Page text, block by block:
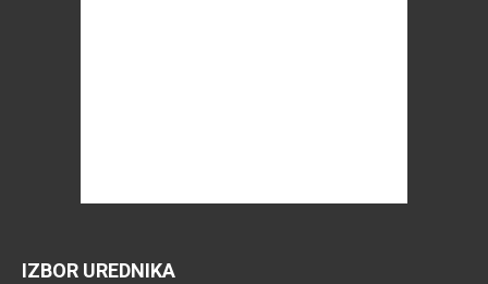
IZBOR UREDNIKA